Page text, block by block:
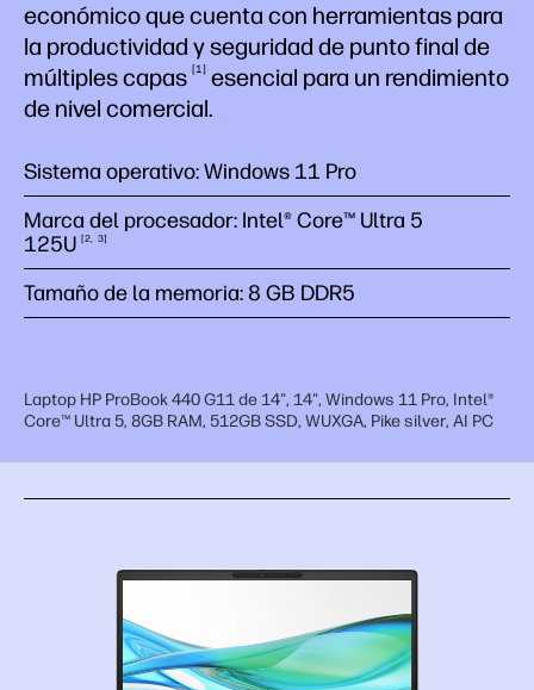
económico que cuenta con herramientas para
la productividad y seguridad de punto final de
múltiplescapas 1
esencial para un rendimiento
de nivel comercial.
Sistema operativo: Windows 11 Pro
Marca del procesador: Intel® Core™ Ultra 5
125U
2 3
Tamaño de la memoria: 8 GB DDR5
Laptop HP ProBook 440 G11 de 14", 14", Windows 11 Pro, Intel®
Core™ Ultra 5, 8GB RAM, 512GB SSD, WUXGA, Pike silver, AI PC